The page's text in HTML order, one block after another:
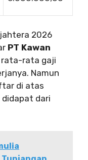
2026
PT Kawan
rata-rata gaji
Namun
di atas
dari